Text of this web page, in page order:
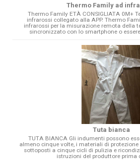
Thermo Family ad
Thermo Family ETÀ CONSIGLIATA 0M+
infrarossi collegato alla APP. Thermo
infrarossi per la misurazione remota della
sincronizzato con lo smartphone o
Tuta bianca
TUTA BIANCA Gli indumenti possono
almeno cinque volte, i materiali di
sottoposti a cinque cicli di pulizia e
istruzioni del produttore prima